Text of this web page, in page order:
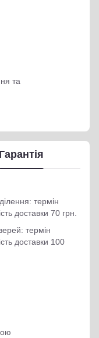
та
Гарантія
термін
доставки 70 грн.
термін
доставки 100